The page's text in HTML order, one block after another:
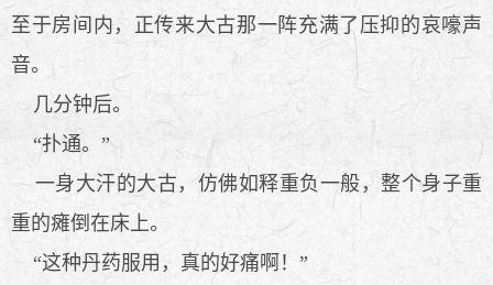
至于房间内，正传来大古那一阵充满了压抑的哀嚎声
音。
几分钟后。
“扑通。”
一身大汗的大古，仿佛如释重负一般，整个身子重
重的瘫倒在床上。
“这种丹药服用，真的好痛啊！”